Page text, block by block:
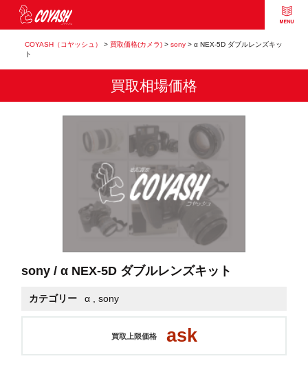
COYASH（コヤッシュ） > 買取価格(カメラ)> sony> α NEX-5D ダブルレンズキッ
ト
買取相場価格
sony / α NEX-5D ダブルレンズキット
カテゴリー α sony
買取上限価格 ask